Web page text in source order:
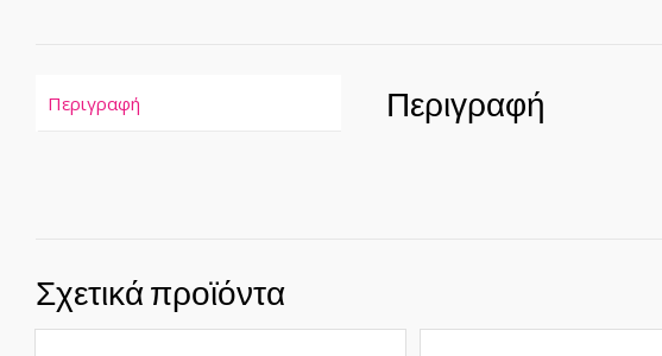
Περιγραφή Περιγραφή
Σχετικά προϊόντα